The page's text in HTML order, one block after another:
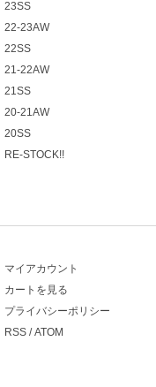
23SS
22-23AW
22SS
21-22AW
21SS
20-21AW
20SS
RE-STOCK!!
マイアカウント
カートを見る
プライバシーポリシー
RSS /ATOM